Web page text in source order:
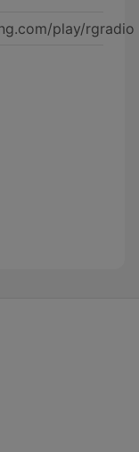
play/rgradio